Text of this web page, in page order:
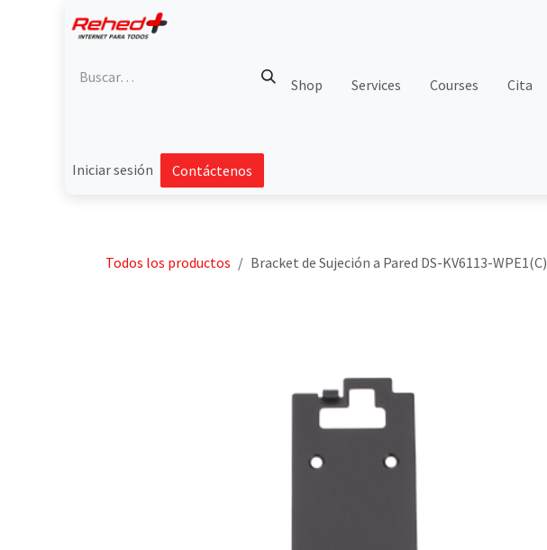
Shop Services Courses Cita
Iniciar sesión Contáctenos
Todos los productos Bracket de Sujeción a Pared DS-KV6113-WPE1(C)